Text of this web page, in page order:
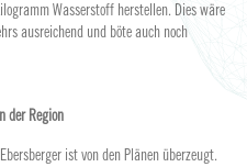
Wasserstoff herstellen. Dies wäre
ausreichend und böte auch noch
der Region
ist von den Plänen überzeugt.